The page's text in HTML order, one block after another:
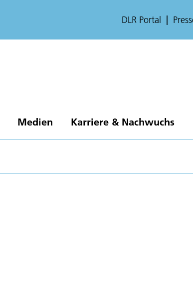
DLR Portal
Medien Karriere & Nachwuchs